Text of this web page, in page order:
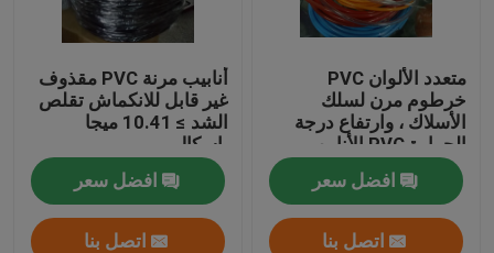
متعدد الألوان PVC
خرطوم مرن لسلك
الأسلاك ، وارتفاع درجة
الحرارة PVC الأنابيب
افضل سعر
اتصل بنا
أنابيب مرنة PVC مقذوف
غير قابل للانكماش تقلص
الشد ≥ 10.41 ميجا
باسكال
افضل سعر
اتصل بنا